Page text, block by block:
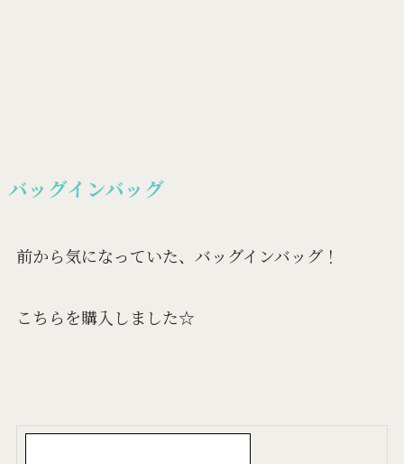
バッグインバッグ
前から気になっていた、バッグインバッグ！
こちらを購入しました☆